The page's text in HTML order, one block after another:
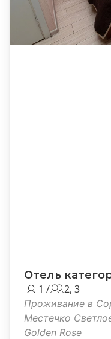
Отель
1 /
2, 3
Проживание в
Местечко
Golden Rose